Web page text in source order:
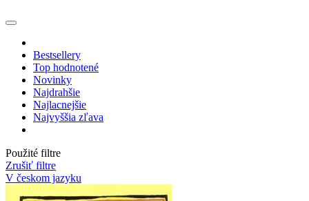
Bestsellery
Top hodnotené
Novinky
Najdrahšie
Najlacnejšie
Najvyššia zľava
Použité filtre
Zrušiť filtre
V českom jazyku